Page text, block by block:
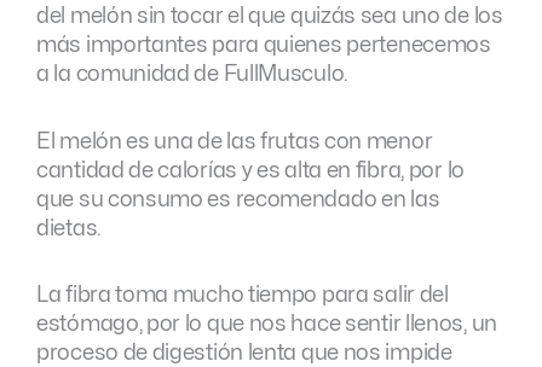
del melón sin tocar el que quizás sea uno de los
más importantes para quienes pertenecemos
a la comunidad de FullMusculo.
El melón es una de las frutas con menor
cantidad de calorías y es alta en fibra, por lo
que su consumo es recomendado en las
dietas.
La fibra toma mucho tiempo para salir del
estómago, por lo que nos hace sentir llenos, un
proceso de digestión lenta que nos impide